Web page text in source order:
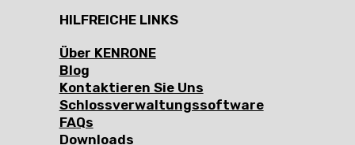
HILFREICHE LINKS
Über KENRONE
Blog
Kontaktieren Sie Uns
Schlossverwaltungssoftware
FAQs
Downloads